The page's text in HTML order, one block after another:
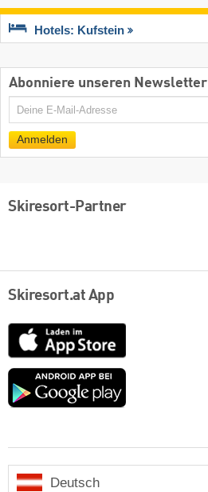
Hotels: Kufstein
Abonniere unseren Newsletter
E-
Mail
Anmelden
Skiresort-Partner
Skiresort.at App
App
Store
Google
Deutsch